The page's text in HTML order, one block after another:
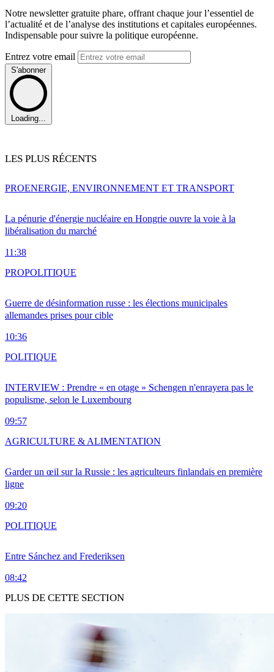
Notre newsletter gratuite phare, offrant chaque jour l’essentiel de
l’actualité et de l’analyse des institutions et capitales européennes.
Indispensable pour suivre la politique européenne.
Entrez votre email
S'abonner
Loading...
LES PLUS RÉCENTS
La pénurie d'énergie nucléaire en Hongrie ouvre la voie à la
libéralisation du marché
11:38
PROENERGIE, ENVIRONNEMENT ET TRANSPORT
Guerre de désinformation russe : les élections municipales
allemandes prises pour cible
10:36
PROPOLITIQUE
INTERVIEW : Prendre « en otage » Schengen n'enrayera pas le
populisme, selon le Luxembourg
09:57
POLITIQUE
Garder un œil sur la Russie : les agriculteurs finlandais en première
ligne
09:20
AGRICULTURE & ALIMENTATION
Entre Sánchez and Frederiksen
08:42
POLITIQUE
PLUS DE CETTE SECTION